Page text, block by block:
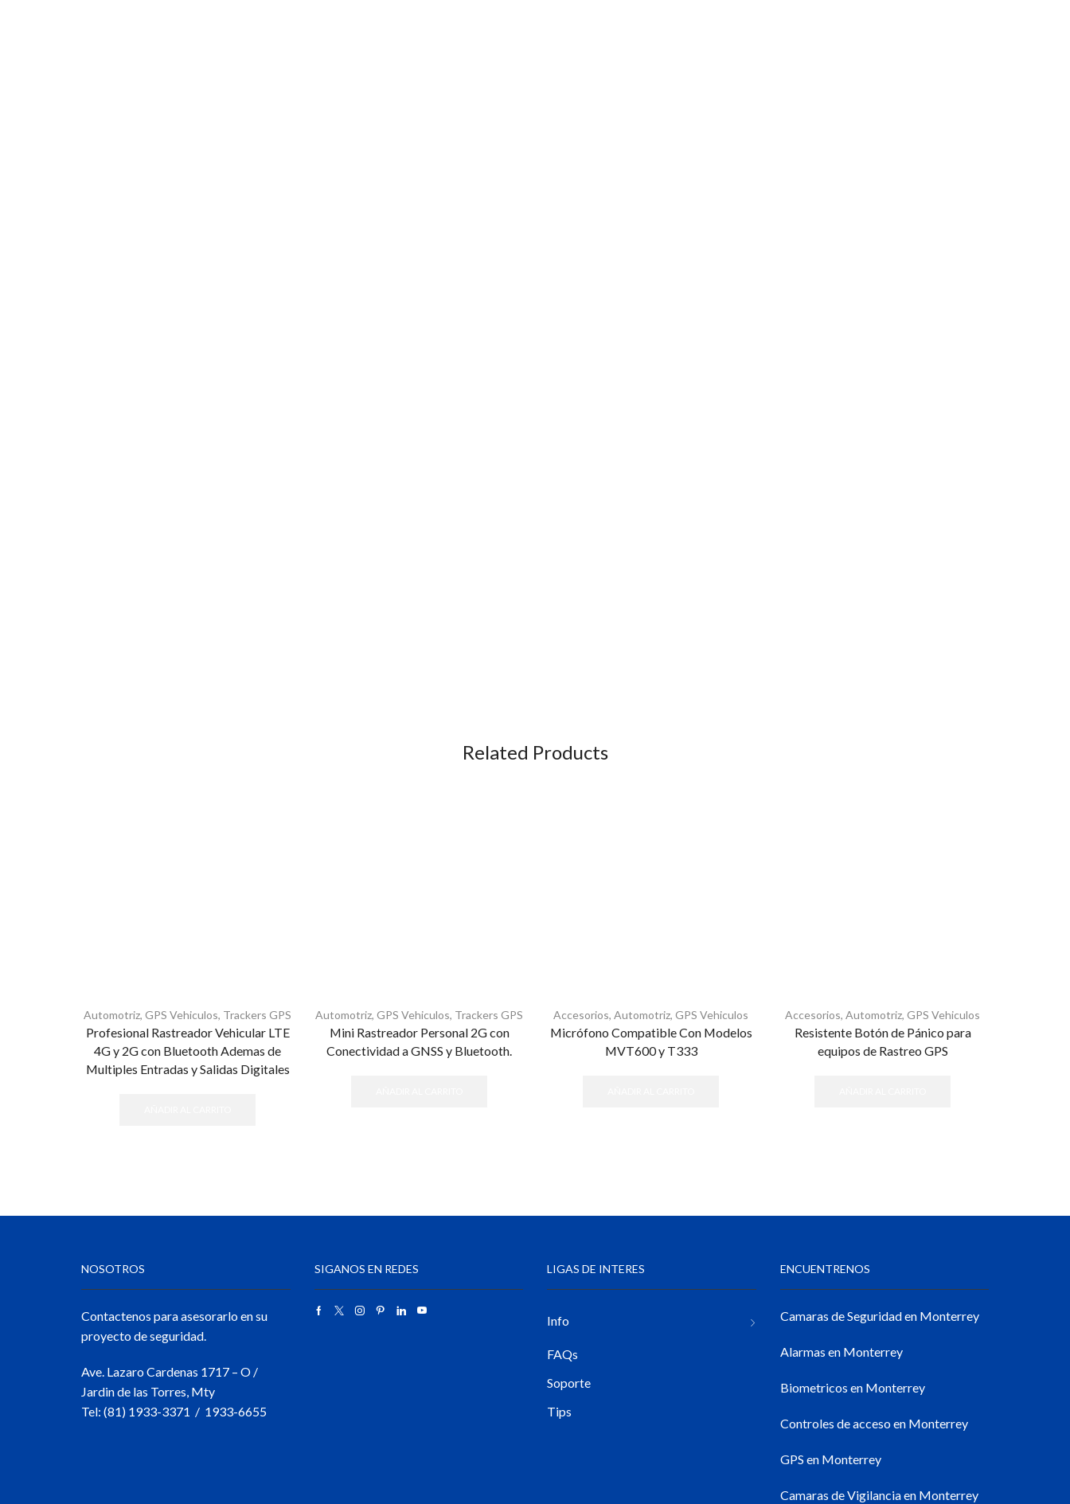
Related Products
Automotriz, GPS Vehiculos, Trackers GPS
Profesional Rastreador Vehicular LTE
4G y 2G con Bluetooth Ademas de
Multiples Entradas y Salidas Digitales
Automotriz, GPS Vehiculos, Trackers GPS
Mini Rastreador Personal 2G con
Conectividad a GNSS y Bluetooth.
Accesorios, Automotriz, GPS Vehiculos
Micrófono Compatible Con Modelos
MVT600 y T333
Accesorios, Automotriz, GPS Vehiculos
Resistente Botón de Pánico para
equipos de Rastreo GPS
NOSOTROS
Contactenos para asesorarlo en su
proyecto de seguridad.
Ave. Lazaro Cardenas 1717 – O /
Jardin de las Torres, Mty
Tel: (81) 1933-3371 / 1933-6655
SIGANOS EN REDES LIGAS DE INTERES
Info
FAQs
Soporte
Tips
ENCUENTRENOS
Camaras de Seguridad en Monterrey
Alarmas en Monterrey
Biometricos en Monterrey
Controles de acceso en Monterrey
GPS en Monterrey
Camaras de Vigilancia en Monterrey